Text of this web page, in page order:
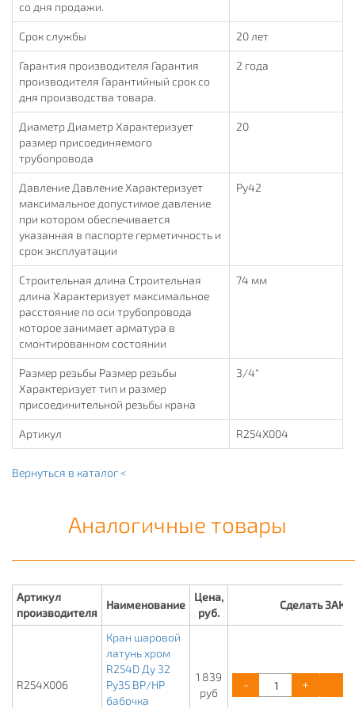
со дня продажи.
Срок службы 20 лет
Гарантия производителя Гарантия
производителя Гарантийный срок со
дня производства товара.
2 года
Диаметр Диаметр Характеризует
размер присоединяемого
трубопровода
20
Давление Давление Характеризует
максимальное допустимое давление
при котором обеспечивается
указанная в паспорте герметичность и
срок эксплуатации
Ру42
Строительная длина Строительная
длина Характеризует максимальное
расстояние по оси трубопровода
которое занимает арматура в
смонтированном состоянии
74 мм
Размер резьбы Размер резьбы
Характеризует тип и размер
присоединительной резьбы крана
3/4"
Артикул R254X004
Вернуться в каталог <
Аналогичные товары
Артикул
производителя
Наименование
Цена,
руб.
Сделать
R254X006
Кран шаровой
латунь хром
R254D Ду 32
Ру35 ВР/НР
бабочка
1 839
руб
- +